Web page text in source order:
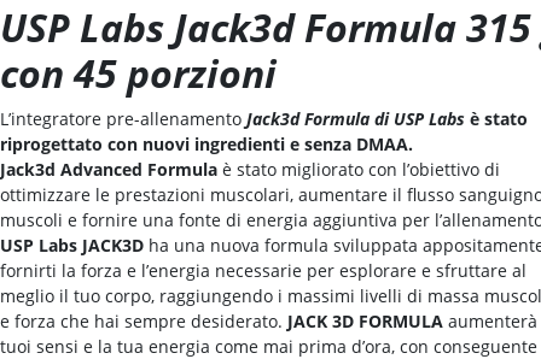
USP Labs Jack3d Formula 315
con 45 porzioni
L’integratore pre-allenamento Jack3d Formula di USP Labs è stato
riprogettato con nuovi ingredienti e senza DMAA.
Jack3d Advanced Formula è stato migliorato con l’obiettivo di
ottimizzare le prestazioni muscolari, aumentare il flusso
muscoli e fornire una fonte di energia aggiuntiva per
USP Labs JACK3D ha una nuova formula sviluppata
fornirti la forza e l’energia necessarie per esplorare e sfruttare al
meglio il tuo corpo, raggiungendo i massimi livelli di massa
e forza che hai sempre desiderato. JACK 3D FORMULA
tuoi sensi e la tua energia come mai prima d’ora, con conseguente